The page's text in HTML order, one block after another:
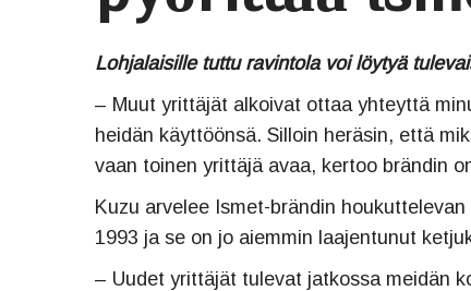
Lohjalaisille tuttu ravintola voi löytyä
– Muut yrittäjät alkoivat ottaa yhteyttä
heidän käyttöönsä. Silloin heräsin, että
vaan toinen yrittäjä avaa, kertoo brändin
Kuzu arvelee Ismet-brändin
1993 ja se on jo aiemmin laajentunut
– Uudet yrittäjät tulevat jatkossa meidän